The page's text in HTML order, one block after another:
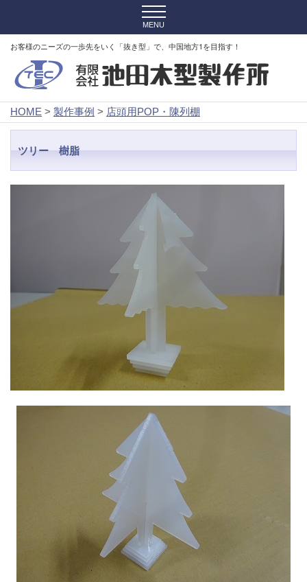
お客様のニーズの一歩先をいく「抜き型」で、中国地方1を目指す！
HOME > 製作事例 > 店頭用POP・陳列棚
ツリー 樹脂